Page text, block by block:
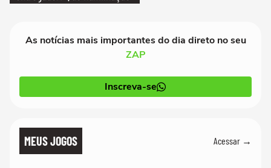
As notícias mais importantes do dia direto no seu
ZAP
Inscreva-se
MEUS JOGOS Acessar →